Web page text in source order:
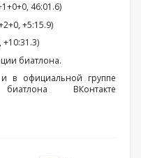
46:01.6)
+5:15.9)
+10:31.3)
биатлона.
в официальной группе
ВКонтакте